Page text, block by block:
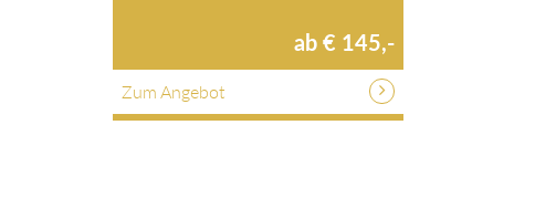
ab € 145,-
Zum Angebot